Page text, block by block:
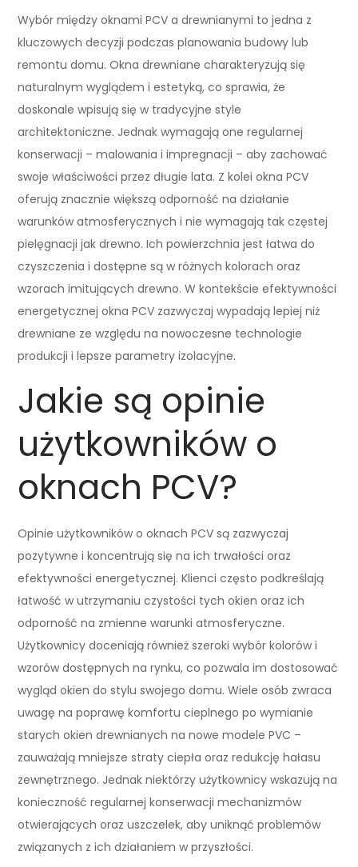
Wybór między oknami PCV a drewnianymi to jedna z
kluczowych decyzji podczas planowania budowy lub
remontu domu. Okna drewniane charakteryzują się
naturalnym wyglądem i estetyką, co sprawia, że
doskonale wpisują się w tradycyjne style
architektoniczne. Jednak wymagają one regularnej
konserwacji – malowania i impregnacji – aby zachować
swoje właściwości przez długie lata. Z kolei okna PCV
oferują znacznie większą odporność na działanie
warunków atmosferycznych i nie wymagają tak częstej
pielęgnacji jak drewno. Ich powierzchnia jest łatwa do
czyszczenia i dostępne są w różnych kolorach oraz
wzorach imitujących drewno. W kontekście efektywności
energetycznej okna PCV zazwyczaj wypadają lepiej niż
drewniane ze względu na nowoczesne technologie
produkcji i lepsze parametry izolacyjne.
Jakie są opinie
użytkowników o
oknach PCV?
Opinie użytkowników o oknach PCV są zazwyczaj
pozytywne i koncentrują się na ich trwałości oraz
efektywności energetycznej. Klienci często podkreślają
łatwość w utrzymaniu czystości tych okien oraz ich
odporność na zmienne warunki atmosferyczne.
Użytkownicy doceniają również szeroki wybór kolorów i
wzorów dostępnych na rynku, co pozwala im dostosować
wygląd okien do stylu swojego domu. Wiele osób zwraca
uwagę na poprawę komfortu cieplnego po wymianie
starych okien drewnianych na nowe modele PVC –
zauważają mniejsze straty ciepła oraz redukcję hałasu
zewnętrznego. Jednak niektórzy użytkownicy wskazują na
konieczność regularnej konserwacji mechanizmów
otwierających oraz uszczelek, aby uniknąć problemów
związanych z ich działaniem w przyszłości.